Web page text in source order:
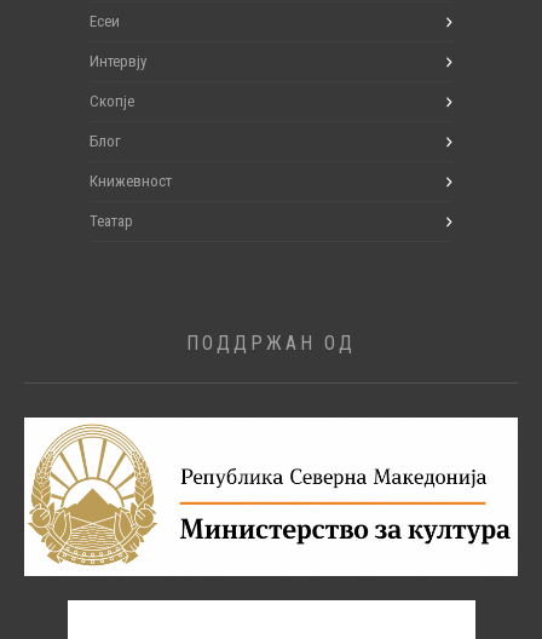
Есеи
Интервју
Скопје
Блог
Книжевност
Театар
ПОДДРЖАН ОД